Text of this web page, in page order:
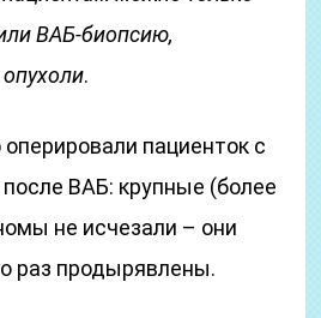
ВАБ-биопсию,
.
пациенток с
ВАБ: крупные (более
не исчезали – они
раз продырявлены.